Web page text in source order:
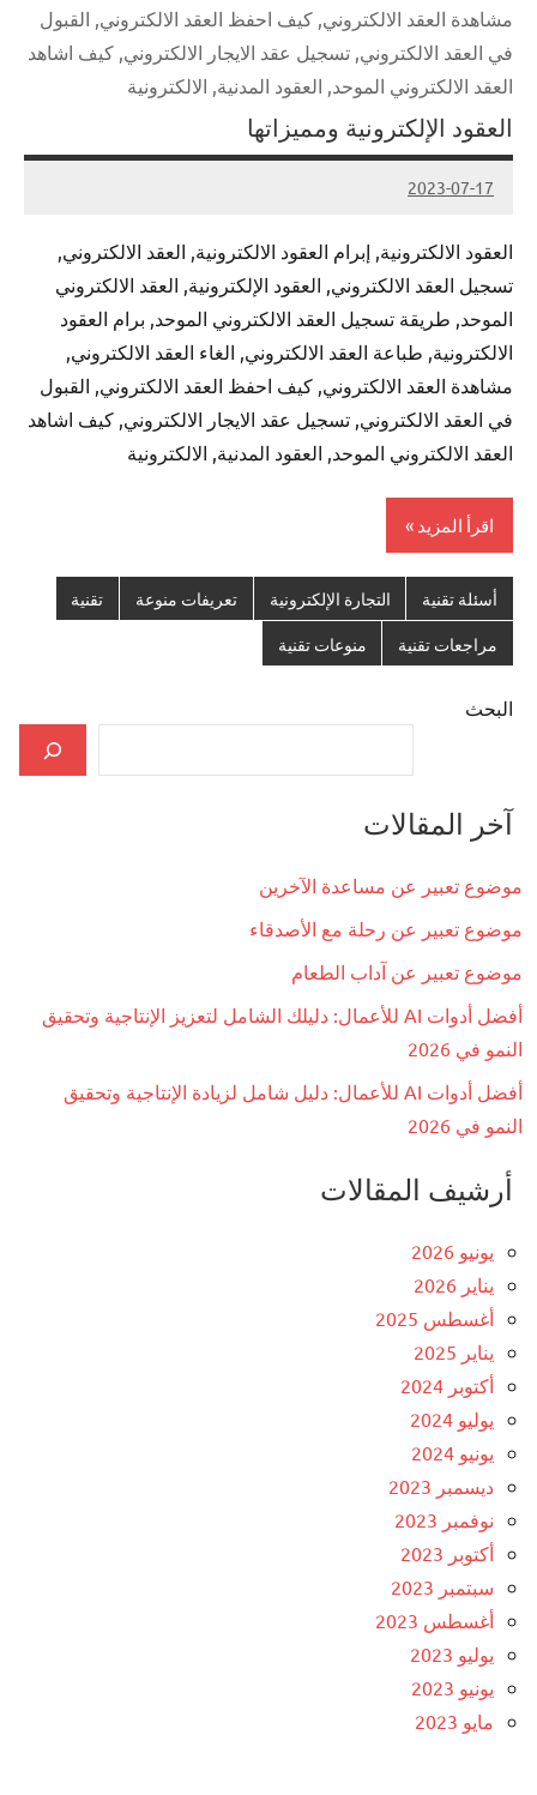
مشاهدة العقد الالكتروني, كيف احفظ العقد الالكتروني, القبول
في العقد الالكتروني, تسجيل عقد الايجار الالكتروني, كيف اشاهد
العقد الالكتروني الموحد, العقود المدنية, الالكترونية
العقود الإلكترونية ومميزاتها
2023-07-17
Admin
العقود الالكترونية, إبرام العقود الالكترونية, العقد الالكتروني,
تسجيل العقد الالكتروني, العقود الإلكترونية, العقد الالكتروني
الموحد, طريقة تسجيل العقد الالكتروني الموحد, برام العقود
الالكترونية, طباعة العقد الالكتروني, الغاء العقد الالكتروني,
مشاهدة العقد الالكتروني, كيف احفظ العقد الالكتروني, القبول
في العقد الالكتروني, تسجيل عقد الايجار الالكتروني, كيف اشاهد
العقد الالكتروني الموحد, العقود المدنية, الالكترونية
اقرأ المزيد
أسئلة تقنية التجارة الإلكترونية تعريفات منوعة تقنية
مراجعات تقنية منوعات تقنية
البحث
آخر المقالات
موضوع تعبير عن مساعدة الآخرين
موضوع تعبير عن رحلة مع الأصدقاء
موضوع تعبير عن آداب الطعام
أفضل أدوات AI للأعمال: دليلك الشامل لتعزيز الإنتاجية وتحقيق
النمو في 2026
أفضل أدوات AI للأعمال: دليل شامل لزيادة الإنتاجية وتحقيق
النمو في 2026
أرشيف المقالات
يونيو 2026
يناير 2026
أغسطس 2025
يناير 2025
أكتوبر 2024
يوليو 2024
يونيو 2024
ديسمبر 2023
نوفمبر 2023
أكتوبر 2023
سبتمبر 2023
أغسطس 2023
يوليو 2023
يونيو 2023
مايو 2023